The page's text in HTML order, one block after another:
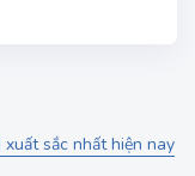
sắc nhất hiện nay